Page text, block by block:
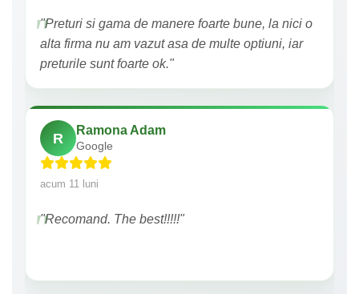
"Preturi si gama de manere foarte bune, la nici o
alta firma nu am vazut asa de multe optiuni, iar
preturile sunt foarte ok."
R
Ramona Adam
Google
acum 11 luni
"Recomand. The best!!!!!"